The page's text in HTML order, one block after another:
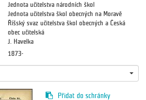
Jednota učitelstva národních škol
Jednota učitelstva škol obecných na Moravě
Říšský svaz učitelstva škol obecných a Česká
obec učitelská
J. Havelka
1873-
Přidat do schránky